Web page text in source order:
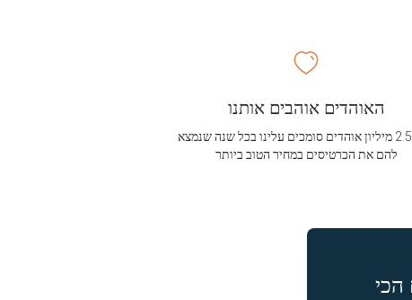
האוהדים אוהבים אותנו
מעל 2.5 מיליון אוהדים סומכים עלינו בכל שנה שנמצא
להם את הכרטיסים במחיר הטוב ביותר
הכי